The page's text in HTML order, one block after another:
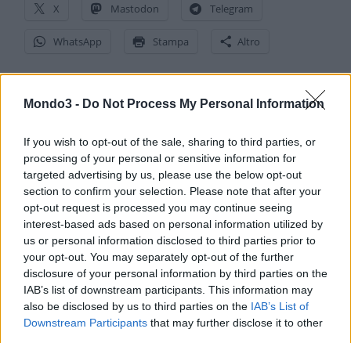
Mondo3 - Do Not Process My Personal Information
If you wish to opt-out of the sale, sharing to third parties, or
processing of your personal or sensitive information for
targeted advertising by us, please use the below opt-out
section to confirm your selection. Please note that after your
opt-out request is processed you may continue seeing
interest-based ads based on personal information utilized by
us or personal information disclosed to third parties prior to
your opt-out. You may separately opt-out of the further
disclosure of your personal information by third parties on the
IAB’s list of downstream participants. This information may
also be disclosed by us to third parties on the IAB’s List of
Downstream Participants that may further disclose it to other
X Mastodon Telegram
WhatsApp Stampa Altro
LE MIGLIORI OFFERTE AMAZON